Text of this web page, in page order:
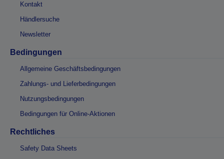
Kontakt
Händlersuche
Newsletter
Bedingungen
Allgemeine Geschäftsbedingungen
Zahlungs- und Lieferbedingungen
Nutzungsbedingungen
Bedingungen für Online-Aktionen
Rechtliches
Safety Data Sheets